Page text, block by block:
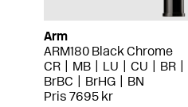
Arm
ARM180 Black Chrome
CR
MB LU CU BR
BrBC
BrHG
BN
Pris 7695 kr